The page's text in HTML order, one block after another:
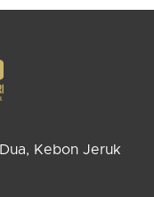
Kebon Jeruk